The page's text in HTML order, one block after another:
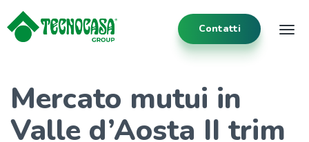
Contatti
Mercato mutui in
Valle d’Aosta II trim